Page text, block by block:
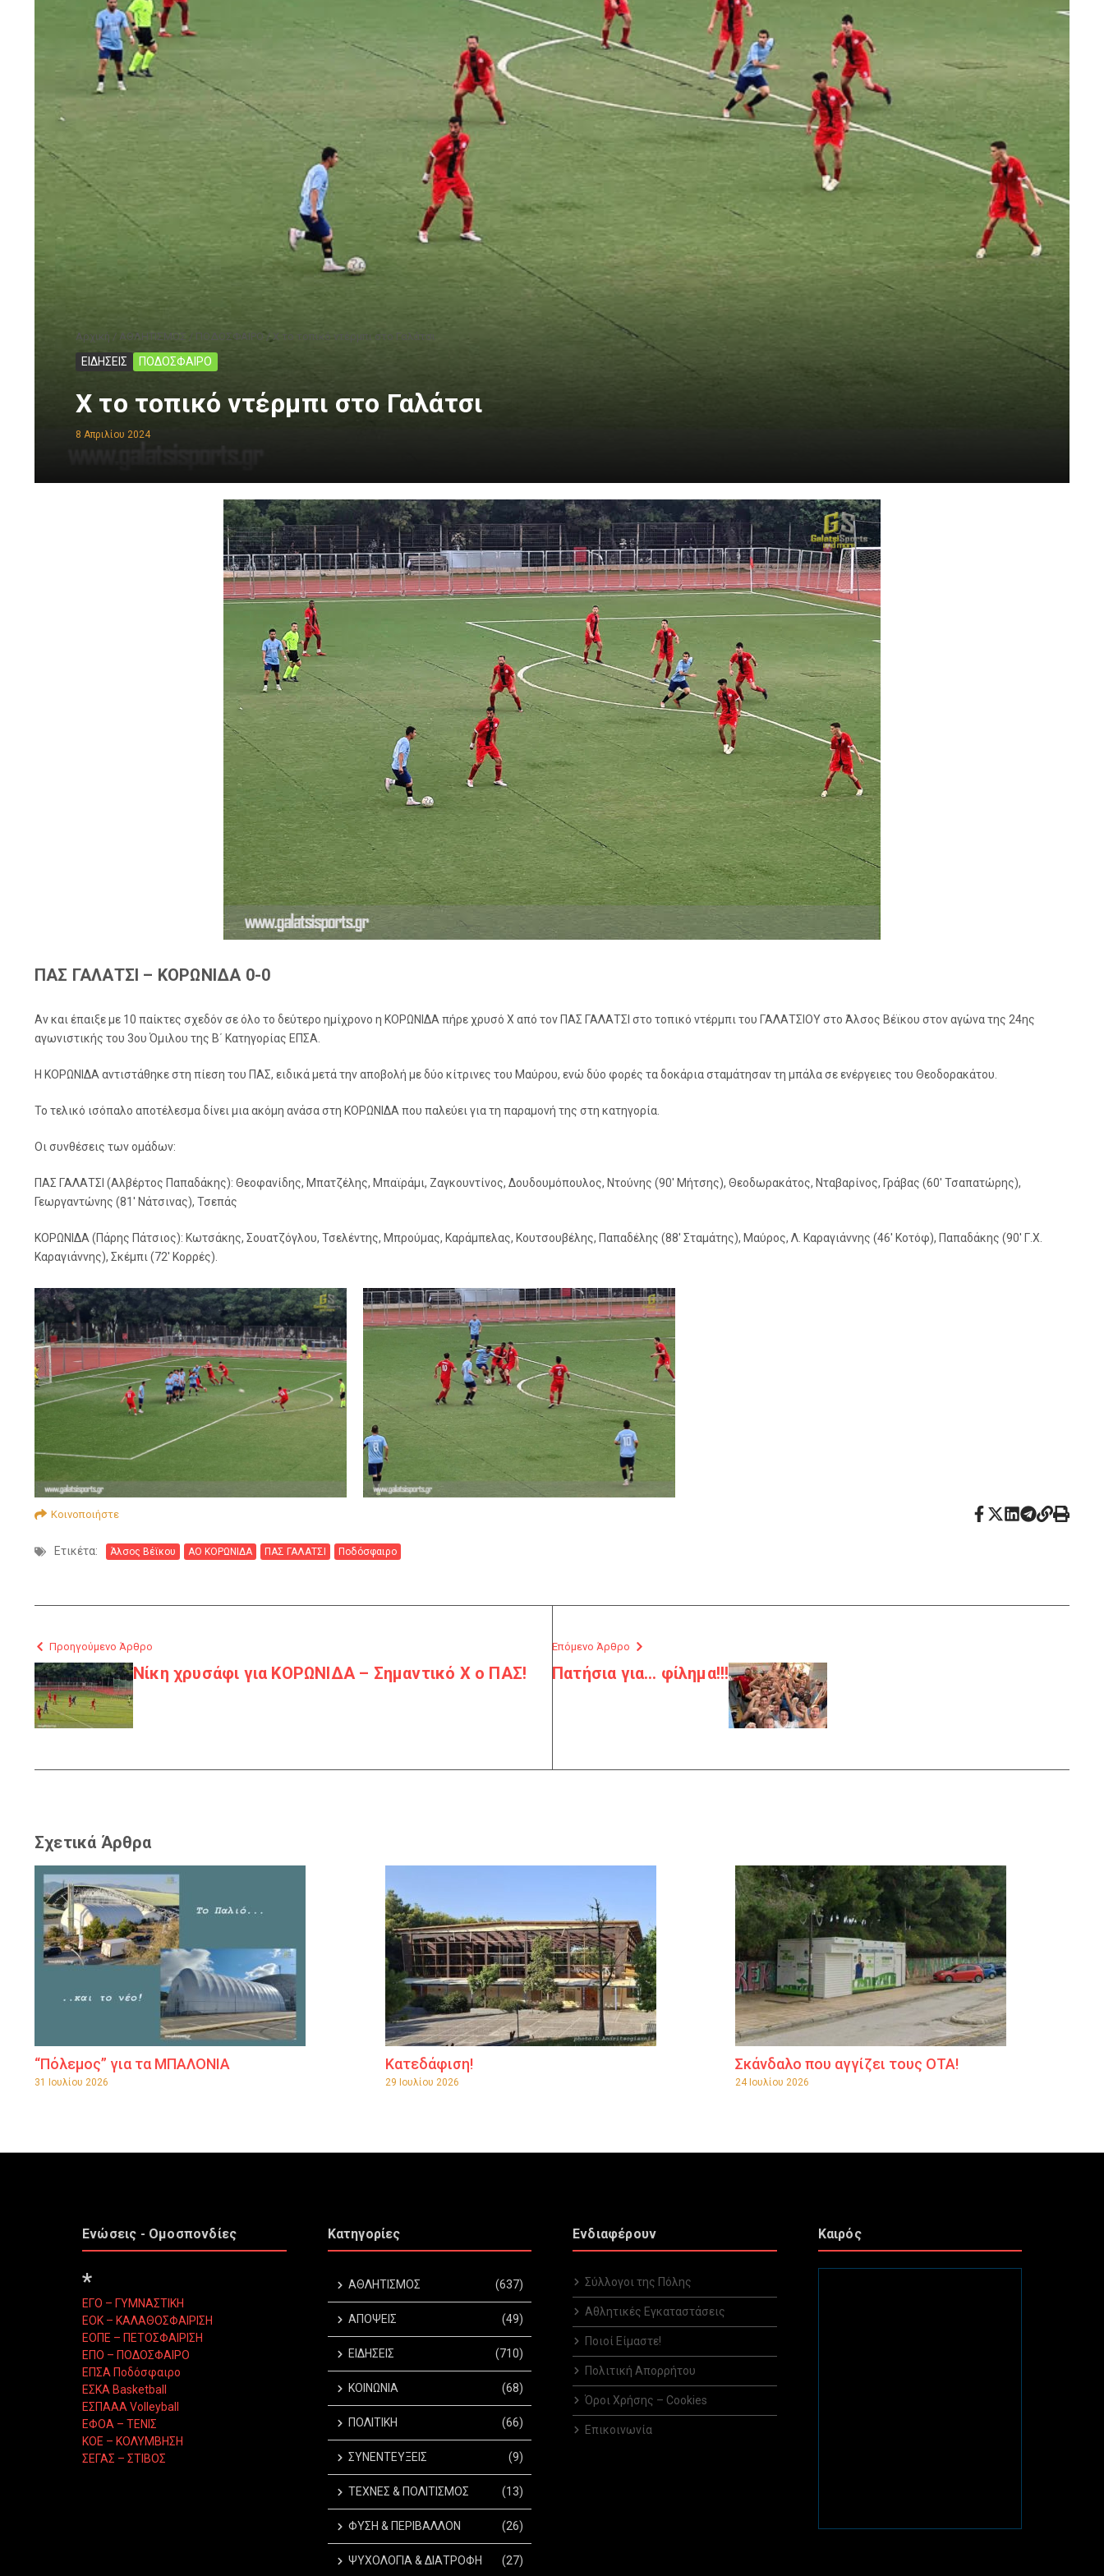
Αρχική / ΑΘΛΗΤΙΣΜΟΣ / ΠΟΔΟΣΦΑΙΡΟ/Χ το τοπικό ντέρμπι στο Γαλάτσι
ΕΙΔΗΣΕΙΣ ΠΟΔΟΣΦΑΙΡΟ
Χ το τοπικό ντέρμπι στο Γαλάτσι
8 Απριλίου 2024
ΠΑΣ ΓΑΛΑΤΣΙ – ΚΟΡΩΝΙΔΑ 0-0
Αν και έπαιξε με 10 παίκτες σχεδόν σε όλο το δεύτερο ημίχρονο η ΚΟΡΩΝΙΔΑ πήρε χρυσό Χ από τον ΠΑΣ ΓΑΛΑΤΣΙ στο τοπικό ντέρμπι του ΓΑΛΑΤΣΙΟΥ στο Άλσος Βέϊκου στον αγώνα της 24ης
αγωνιστικής του 3ου Όμιλου της Β΄ Κατηγορίας ΕΠΣΑ.
Η ΚΟΡΩΝΙΔΑ αντιστάθηκε στη πίεση του ΠΑΣ, ειδικά μετά την αποβολή με δύο κίτρινες του Μαύρου, ενώ δύο φορές τα δοκάρια σταμάτησαν τη μπάλα σε ενέργειες του Θεοδορακάτου.
Το τελικό ισόπαλο αποτέλεσμα δίνει μια ακόμη ανάσα στη ΚΟΡΩΝΙΔΑ που παλεύει για τη παραμονή της στη κατηγορία.
Οι συνθέσεις των ομάδων:
ΠΑΣ ΓΑΛΑΤΣΙ (Αλβέρτος Παπαδάκης): Θεοφανίδης, Μπατζέλης, Μπαϊράμι, Ζαγκουντίνος, Δουδουμόπουλος, Ντούνης (90′ Μήτσης), Θεοδωρακάτος, Νταβαρίνος, Γράβας (60′ Τσαπατώρης),
Γεωργαντώνης (81′ Νάτσινας), Τσεπάς
ΚΟΡΩΝΙΔΑ (Πάρης Πάτσιος): Κωτσάκης, Σουατζόγλου, Τσελέντης, Μπρούμας, Καράμπελας, Κουτσουβέλης, Παπαδέλης (88′ Σταμάτης), Μαύρος, Λ. Καραγιάννης (46′ Κοτόφ), Παπαδάκης (90′ Γ.Χ.
Καραγιάννης), Σκέμπι (72′ Κορρές).
Κοινοποιήστε
Ετικέτα: Άλσος Βέϊκου ΑΟ ΚΟΡΩΝΙΔΑ ΠΑΣ ΓΑΛΑΤΣΙ Ποδόσφαιρο
Προηγούμενο Άρθρο
Νίκη χρυσάφι για ΚΟΡΩΝΙΔΑ – Σημαντικό Χ ο ΠΑΣ!
Επόμενο Άρθρο
Πατήσια για… φίλημα!!!
Σχετικά Άρθρα
“Πόλεμος” για τα ΜΠΑΛΟΝΙΑ
31 Ιουλίου 2026
Κατεδάφιση!
29 Ιουλίου 2026
Σκάνδαλο που αγγίζει τους ΟΤΑ!
24 Ιουλίου 2026
Ενώσεις - Ομοσπονδίες
*
ΕΓΟ – ΓΥΜΝΑΣΤΙΚΗ
ΕΟΚ – ΚΑΛΑΘΟΣΦΑΙΡΙΣΗ
ΕΟΠΕ – ΠΕΤΟΣΦΑΙΡΙΣΗ
ΕΠΟ – ΠΟΔΟΣΦΑΙΡΟ
ΕΠΣΑ Ποδόσφαιρο
ΕΣΚΑ Basketball
ΕΣΠΑΑΑ Volleyball
ΕΦΟΑ – ΤΕΝΙΣ
ΚΟΕ – ΚΟΛΥΜΒΗΣΗ
ΣΕΓΑΣ – ΣΤΙΒΟΣ
Κατηγορίες
ΑΘΛΗΤΙΣΜΟΣ (637)
ΑΠΟΨΕΙΣ (49)
ΕΙΔΗΣΕΙΣ (710)
ΚΟΙΝΩΝΙΑ (68)
ΠΟΛΙΤΙΚΗ (66)
ΣΥΝΕΝΤΕΥΞΕΙΣ (9)
ΤΕΧΝΕΣ & ΠΟΛΙΤΙΣΜΟΣ (13)
ΦΥΣΗ & ΠΕΡΙΒΑΛΛΟΝ (26)
ΨΥΧΟΛΟΓΙΑ & ΔΙΑΤΡΟΦΗ (27)
Ενδιαφέρουν
Σύλλογοι της Πόλης
Αθλητικές Εγκαταστάσεις
Ποιοί Είμαστε!
Πολιτική Απορρήτου
Όροι Χρήσης – Cookies
Επικοινωνία
Καιρός